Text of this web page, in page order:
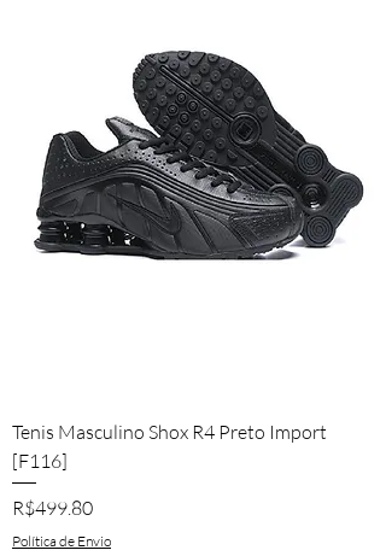
Tenis Masculino Shox R4 Preto Import
[F116]
Price
R$499.80
Política de Envio